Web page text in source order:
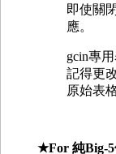
即使關
應。
gcin專用
記得更
原始表
★For 純Big-5